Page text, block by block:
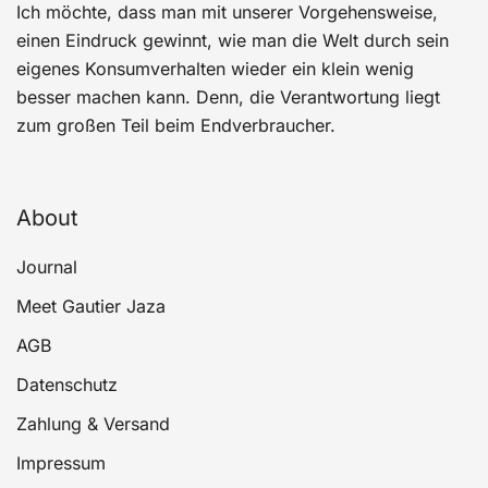
Ich möchte, dass man mit unserer Vorgehensweise,
einen Eindruck gewinnt, wie man die Welt durch sein
eigenes Konsumverhalten wieder ein klein wenig
besser machen kann. Denn, die Verantwortung liegt
zum großen Teil beim Endverbraucher.
About
Journal
Meet Gautier Jaza
AGB
Datenschutz
Zahlung & Versand
Impressum